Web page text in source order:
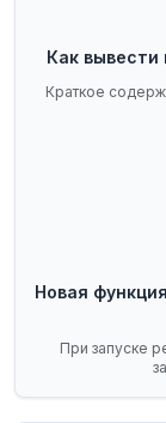
Как
Краткое
Новая
При запуске